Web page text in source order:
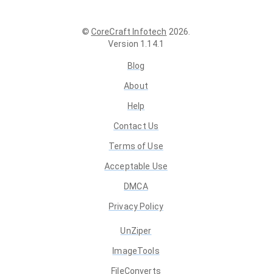
© CoreCraft Infotech 2026.
Version 1.14.1
Blog
About
Help
Contact Us
Terms of Use
Acceptable Use
DMCA
Privacy Policy
UnZiper
ImageTools
FileConverts